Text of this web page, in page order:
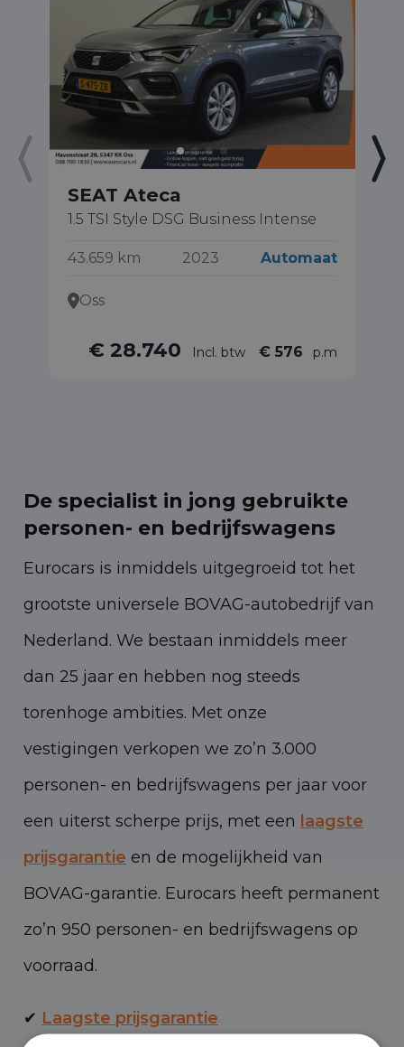
SEAT Ateca
1.5 TSI Style DSG Business Intense
43.659 km 2023 Automaat
Oss
€ 28.740 Incl. btw € 576 p.m
De specialist in jong gebruikte
personen- en bedrijfswagens
Eurocars is inmiddels uitgegroeid tot het
grootste universele BOVAG-autobedrijf van
Nederland. We bestaan inmiddels meer
dan 25 jaar en hebben nog steeds
torenhoge ambities. Met onze
vestigingen verkopen we zo’n 3.000
personen- en bedrijfswagens per jaar voor
een uiterst scherpe prijs, met een laagste
prijsgarantie en de mogelijkheid van
BOVAG-garantie. Eurocars heeft permanent
zo’n 950 personen- en bedrijfswagens op
voorraad.
✔ Laagste prijsgarantie